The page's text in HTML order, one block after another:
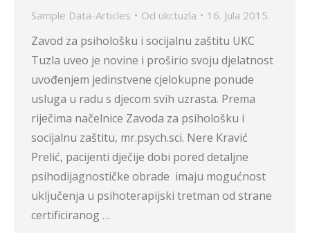
Sample Data-Articles Od ukctuzla 16. Jula 2015.
Zavod za psihološku i socijalnu zaštitu UKC
Tuzla uveo je novine i proširio svoju djelatnost
uvođenjem jedinstvene cjelokupne ponude
usluga u radu s djecom svih uzrasta. Prema
riječima načelnice Zavoda za psihološku i
socijalnu zaštitu, mr.psych.sci. Nere Kravić
Prelić, pacijenti dječije dobi pored detaljne
psihodijagnostičke obrade imaju mogućnost
uključenja u psihoterapijski tretman od strane
certificiranog …